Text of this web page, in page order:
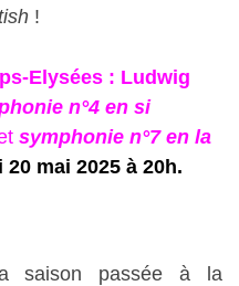
!
Elysées : Ludwig
n°4 en si
symphonie n°7 en la
20 mai 2025 à 20h.
saison passée à la